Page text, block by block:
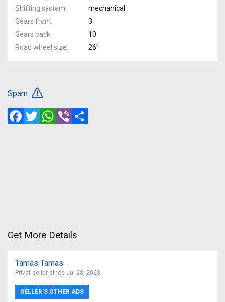
Shifting system
mechanical
Gears front
3
Gears back
10
Road wheel size
26"
Spam
FacebookTwitterWhatsApp
Viber
Get More Details
Tamas Tamas
Privat seller since Jul 28, 2023
SELLER’S OTHER ADS